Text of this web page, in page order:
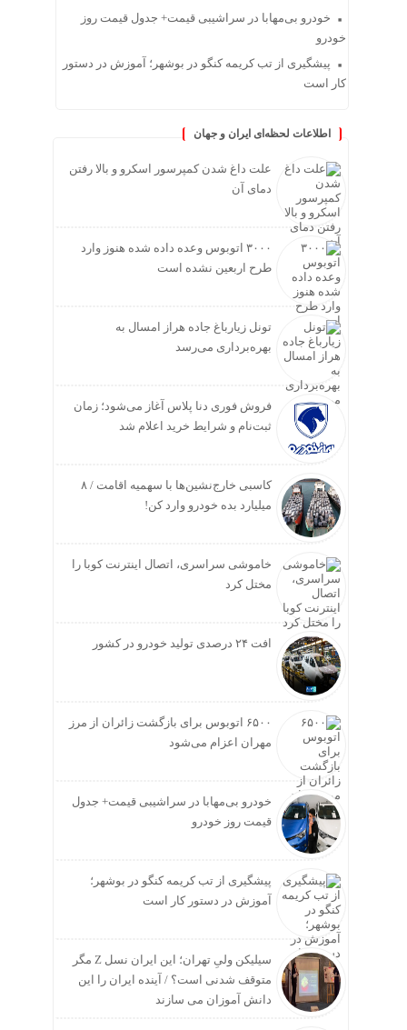
خودرو بی‌مهابا در سراشیبی قیمت+ جدول قیمت روز
خودرو
پیشگیری از تب کریمه کنگو در بوشهر؛ آموزش در دستور
کار است
اطلاعات لحظه‌ای ایران و جهان
علت داغ شدن کمپرسور اسکرو و بالا رفتن
دمای آن
۳۰۰۰ اتوبوس وعده داده شده هنوز وارد
طرح اربعین نشده است
تونل زیارباغ جاده هراز امسال به
بهره‌برداری می‌رسد
فروش فوری دنا پلاس آغاز می‌شود؛ زمان
ثبت‌نام و شرایط خرید اعلام شد
کاسبی خارج‌نشین‌ها با سهمیه اقامت / ۸
میلیارد بده خودرو وارد کن!
خاموشی سراسری، اتصال اینترنت کوبا را
مختل کرد
افت ۲۴ درصدی تولید خودرو در کشور
۶۵۰۰ اتوبوس برای بازگشت زائران از مرز
مهران اعزام می‌شود
خودرو بی‌مهابا در سراشیبی قیمت+ جدول
قیمت روز خودرو
پیشگیری از تب کریمه کنگو در بوشهر؛
آموزش در دستور کار است
سیلیکن ولیِ تهران؛ این ایران نسل Z مگر
متوقف شدنی است؟ / آینده ایران را این
دانش آموزان می سازند